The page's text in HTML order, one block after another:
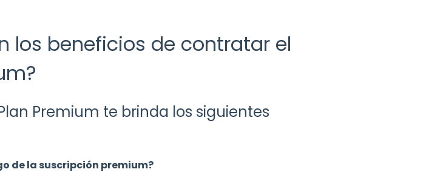
los beneficios de contratar el
Premium te brinda los siguientes
de la suscripción premium?